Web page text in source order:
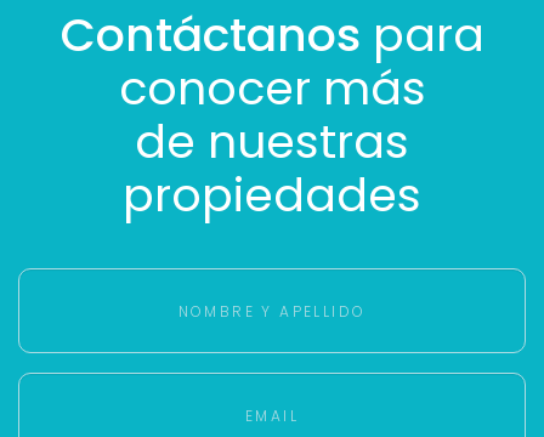
Contáctanos para
conocer más
de nuestras
propiedades